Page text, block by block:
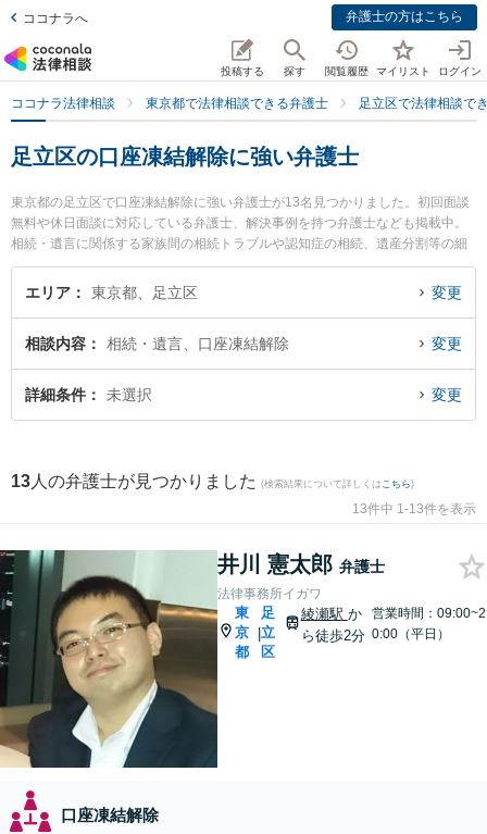
ココナラへ 弁護士の方はこちら
投稿する 探す 閲覧履歴 マイリスト ログイン
ココナラ法律相談 東京都で法律相談できる弁護士 足立区で法律相談で
足立区の口座凍結解除に強い弁護士
東京都の足立区で口座凍結解除に強い弁護士が13名見つかりました。初回面談
無料や休日面談に対応している弁護士、解決事例を持つ弁護士なども掲載中。
相続・遺言に関係する家族間の相続トラブルや認知症の相続、遺産分割等の細
かな分野での絞り込み検索もでき便利です。特に法律事務所イガワの井川 憲太
郎弁護士やベリーベスト法律事務所 北千住オフィスの藤井 菜奈美弁護士、石塚
今すぐに弁護士に相談したい』『口座凍結解除のトラブル解決の実績豊富な近
くの弁護士を検索したい』『初回相談無料で口座凍結解除を法律相談できる足
立区内の弁護士に相談予約したい』などでお困りの相談者さんにおすすめで
エリア 東京都、足立区 変更
相談内容 相続・遺言、口座凍結解除 変更
詳細条件 未選択 変更
13 人の弁護士が見つかりました (検索結果について詳しくは こちら)
13件中 1-13件を表示
井川 憲太郎 弁護士
法律事務所イガワ
東
京
都
|
足
立
区
綾瀬駅 か
ら徒歩2分
営業時間：09:00~2
0:00（平日）
口座凍結解除